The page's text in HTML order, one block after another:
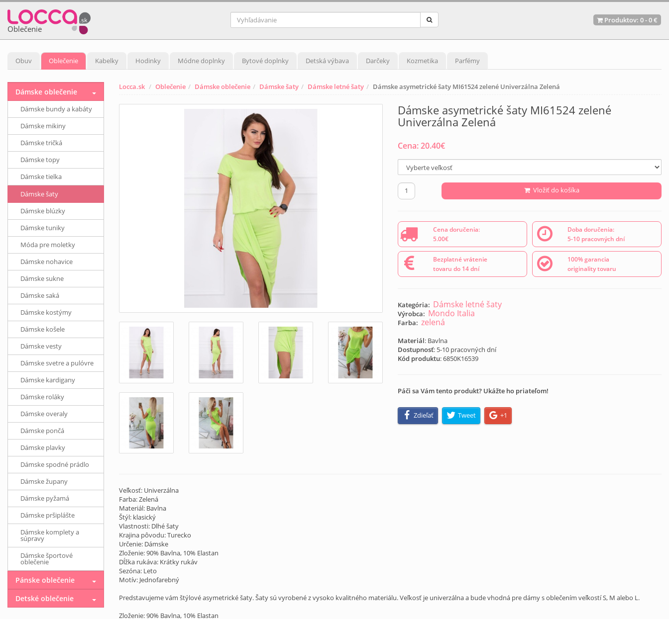
Oblečenie
Produktov: 0-0 €
Obuv Oblečenie Kabelky Hodinky Módne doplnky Bytové doplnky Detská výbava Darčeky Kozmetika Parfémy
Locca.sk Oblečenie Dámske oblečenie Dámske šaty Dámske letné šaty Dámske asymetrické šaty MI61524 zelené Univerzálna Zelená
Dámske asymetrické šaty MI61524 zelené
Univerzálna Zelená
Cena:20.40€
Vložiť do košíka
Cena doručenia:
5.00€
Doba doručenia:
5-10 pracovných dní
Bezplatné vrátenie
tovaru do 14 dní
100% garancia
originality tovaru
Kategória: Dámske letné šaty
Výrobca: Mondo Italia
Farba: zelená
Materiál: Bavlna
Dostupnosť: 5-10 pracovných dní
Kód produktu:6850K16539
Páči sa Vám tento produkt? Ukážte ho priateľom!
Zdieľať Tweet +1
Veľkosť: Univerzálna
Farba: Zelená
Materiál: Bavlna
Štýl: klasický
Vlastnosti: Dlhé šaty
Krajina pôvodu: Turecko
Určenie: Dámske
Zloženie: 90% Bavlna, 10% Elastan
Dĺžka rukáva: Krátky rukáv
Sezóna: Leto
Motív: Jednofarebný
Predstavujeme vám štýlové asymetrické šaty. Šaty sú vyrobené z vysoko kvalitného materiálu. Veľkosť je univerzálna a bude vhodná pre dámy s oblečením veľkostí S, M alebo L.
Zloženie: 90% Bavlna, 10% Elastan
Dámske oblečenie
Dámske bundy a kabáty
Dámske mikiny
Dámske tričká
Dámske topy
Dámske tielka
Dámske šaty
Dámske blúzky
Dámske tuniky
Móda pre moletky
Dámske nohavice
Dámske sukne
Dámske saká
Dámske kostýmy
Dámske košele
Dámske vesty
Dámske svetre a pulóvre
Dámske kardigany
Dámske roláky
Dámske overaly
Dámske pončá
Dámske plavky
Dámske spodné prádlo
Dámske župany
Dámske pyžamá
Dámske pršiplášte
Dámske komplety a
súpravy
Dámske športové
oblečenie
Pánske oblečenie
Detské oblečenie